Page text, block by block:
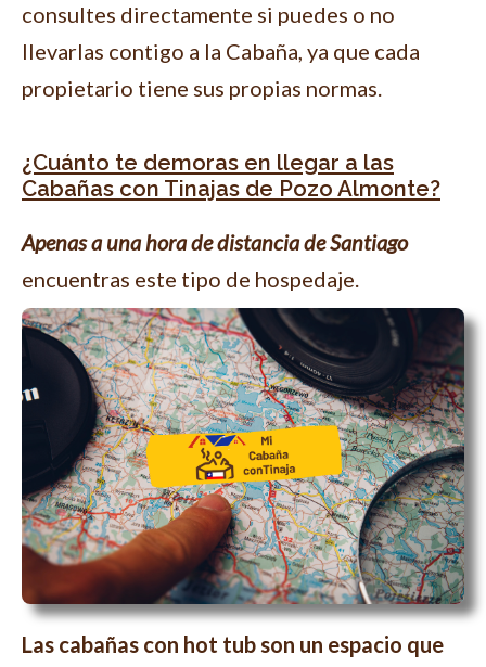
consultes directamente si puedes o no
llevarlas contigo a la Cabaña, ya que cada
propietario tiene sus propias normas.
¿Cuánto te demoras en llegar a las
Cabañas con Tinajas de Pozo Almonte?
Apenas a una hora de distancia de Santiago
encuentras este tipo de hospedaje.
Las cabañas con hot tub son un espacio que